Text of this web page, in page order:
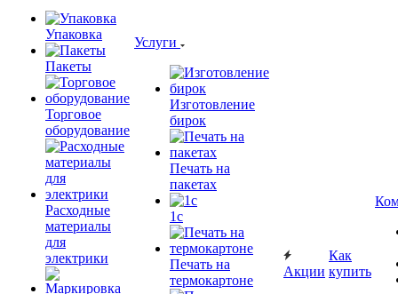
Упаковка
Пакеты
Торговое
оборудование
Расходные
материалы
для
электрики
Услуги
Изготовление
бирок
Печать на
пакетах
1c
Печать на
термокартоне
Акции
Как
купить